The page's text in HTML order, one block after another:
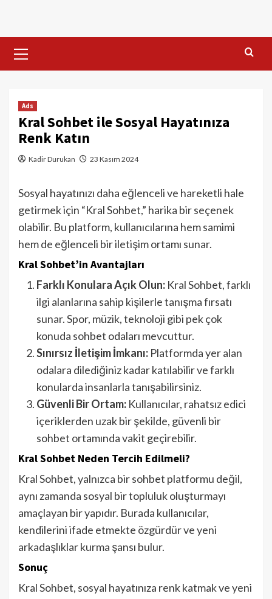
content
Menu
Ads
Kral Sohbet ile Sosyal Hayatınıza
Renk Katın
Kadir Durukan 23 Kasım 2024
Sosyal hayatınızı daha eğlenceli ve hareketli hale
getirmek için “Kral Sohbet,” harika bir seçenek
olabilir. Bu platform, kullanıcılarına hem samimi
hem de eğlenceli bir iletişim ortamı sunar.
Kral Sohbet’in Avantajları
Farklı Konulara Açık Olun: Kral Sohbet, farklı
ilgi alanlarına sahip kişilerle tanışma fırsatı
sunar. Spor, müzik, teknoloji gibi pek çok
konuda sohbet odaları mevcuttur.
Sınırsız İletişim İmkanı: Platformda yer alan
odalara dilediğiniz kadar katılabilir ve farklı
konularda insanlarla tanışabilirsiniz.
Güvenli Bir Ortam: Kullanıcılar, rahatsız edici
içeriklerden uzak bir şekilde, güvenli bir
sohbet ortamında vakit geçirebilir.
Kral Sohbet Neden Tercih Edilmeli?
Kral Sohbet, yalnızca bir sohbet platformu değil,
aynı zamanda sosyal bir topluluk oluşturmayı
amaçlayan bir yapıdır. Burada kullanıcılar,
kendilerini ifade etmekte özgürdür ve yeni
arkadaşlıklar kurma şansı bulur.
Sonuç
Kral Sohbet, sosyal hayatınıza renk katmak ve yeni